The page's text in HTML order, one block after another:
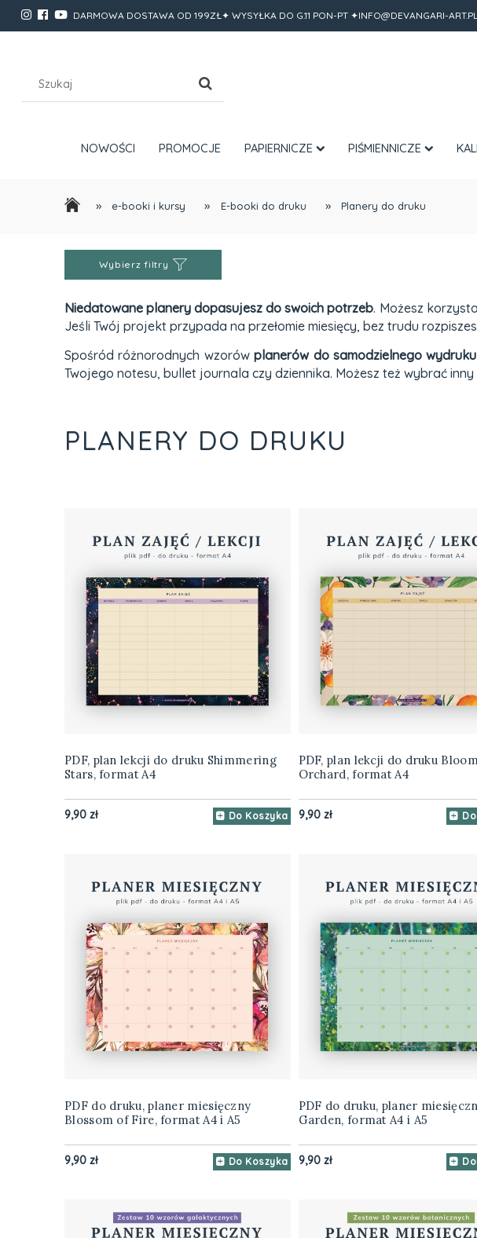
DARMOWA DOSTAWA OD 199ZŁ✦ WYSYŁKA DO G.11 PON-PT ✦INFO@DEVANGARI-ART.PL
NOWOŚCI PROMOCJE PAPIERNICZE PIŚMIENNICZE
» e-booki i kursy » E-booki do druku » Planery do druku
Wybierz filtry
Niedatowane planery dopasujesz do swoich potrzeb. Możesz
Jeśli Twój projekt przypada na przełomie miesięcy, bez trudu
Spośród różnorodnych wzorówplanerów do samodzielnego wydruku
Twojego notesu, bullet journala czy dziennika. Możesz też wybrać
PLANERY DO DRUKU
PDF, plan lekcji do druku Shimmering
Stars, format A4
9,90 zł Do Koszyka
PDF, plan lekcji do druku
Orchard, format A4
9,90 zł
PDF do druku, planer miesięczny
Blossom of Fire, format A4 i A5
9,90 zł Do Koszyka
PDF do druku, planer
Garden, format A4 i A5
9,90 zł